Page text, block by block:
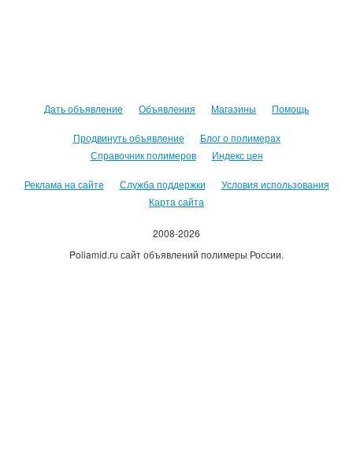
Дать объявление Объявления Магазины Помощь
Продвинуть объявление
Блог о полимерах
Справочник полимеров
Индекс цен
Реклама на сайте Служба поддержки
Условия использования
Карта сайта
2008-2026
Poliamid.ru сайт объявлений полимеры России.